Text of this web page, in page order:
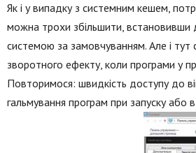
Як і у випадку з системним кешем,
можна трохи збільшити, встановивши
системою за замовчуванням. Але і
зворотного ефекту, коли програми у
Повторимося: швидкість доступу до
гальмування програм при запуску або